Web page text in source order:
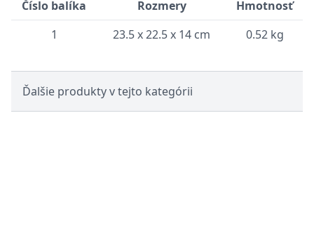
Číslo balíka Rozmery
Hmotnosť
1
23.5 x 22.5 x 14 cm 0.52 kg
Ďalšie produkty v tejto kategórii